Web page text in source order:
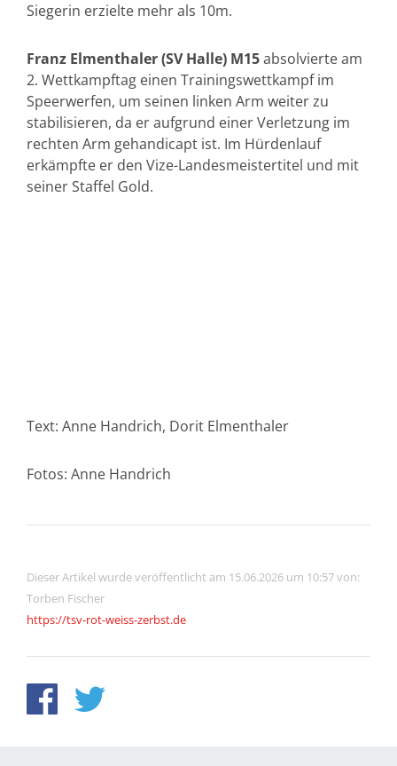
Siegerin erzielte mehr als 10m.
Franz Elmenthaler (SV Halle) M15absolvierte am
2. Wettkampftag einen Trainingswettkampf im
Speerwerfen, um seinen linken Arm weiter zu
stabilisieren, da er aufgrund einer Verletzung im
rechten Arm gehandicapt ist. Im Hürdenlauf
erkämpfte er den Vize-Landesmeistertitel und mit
seiner Staffel Gold.
Text: Anne Handrich, Dorit Elmenthaler
Fotos: Anne Handrich
Dieser Artikel wurde veröffentlicht am 15.06.2026 um 10:57 von:
Torben Fischer
https://tsv-rot-weiss-zerbst.de